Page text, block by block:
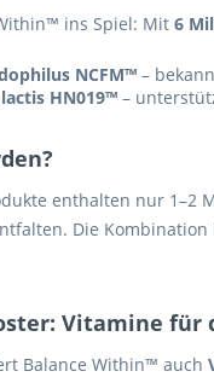
ins Spiel: Mit 6
NCFM™ –
HN019™ –
enthalten nur 1–2
Die
Vitamine für
Balance Within™ auch